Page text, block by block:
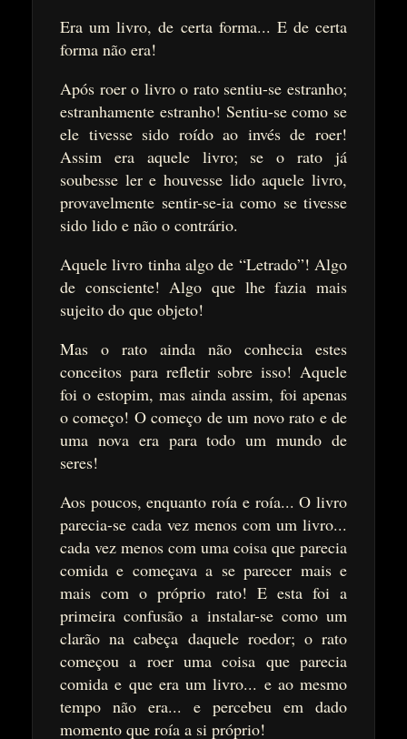
Era um livro, de certa forma... E de certa
forma não era!
Após roer o livro o rato sentiu-se estranho;
estranhamente estranho! Sentiu-se como se
ele tivesse sido roído ao invés de roer!
Assim era aquele livro; se o rato já
soubesse ler e houvesse lido aquele livro,
provavelmente sentir-se-ia como se tivesse
sido lido e não o contrário.
Aquele livro tinha algo de “Letrado”! Algo
de consciente! Algo que lhe fazia mais
sujeito do que objeto!
Mas o rato ainda não conhecia estes
conceitos para refletir sobre isso! Aquele
foi o estopim, mas ainda assim, foi apenas
o começo! O começo de um novo rato e de
uma nova era para todo um mundo de
seres!
Aos poucos, enquanto roía e roía... O livro
parecia-se cada vez menos com um livro...
cada vez menos com uma coisa que parecia
comida e começava a se parecer mais e
mais com o próprio rato! E esta foi a
primeira confusão a instalar-se como um
clarão na cabeça daquele roedor; o rato
começou a roer uma coisa que parecia
comida e que era um livro... e ao mesmo
tempo não era... e percebeu em dado
momento que roía a si próprio!